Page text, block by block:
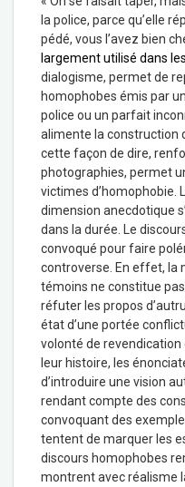
la police, parce qu’elle
pédé, vous l’avez bien
largement utilisé dans
dialogisme, permet de
homophobes émis par
police ou un parfait
alimente la construction
cette façon de dire,
photographies, permet
victimes d’homophobie.
dimension anecdotique
dans la durée. Le
convoqué pour faire
controverse. En effet, la
témoins ne constitue
réfuter les propos
état d’une portée
volonté de revendication
leur histoire, les
d’introduire une vision
rendant compte des
convoquant des
tentent de marquer les
discours homophobes
montrent avec réalisme